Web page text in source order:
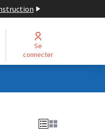
Se
connecter